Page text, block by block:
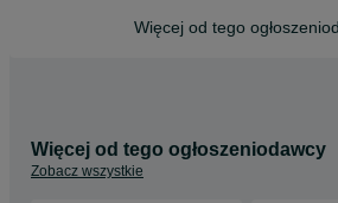
Więcej od tego
Więcej od tego ogłoszeniodawcy
Zobacz wszystkie